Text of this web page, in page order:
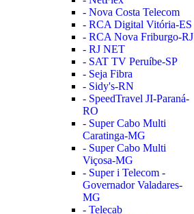
- Nova Costa Telecom
- RCA Digital Vitória-ES
- RCA Nova Friburgo-RJ
- RJ NET
- SAT TV Peruíbe-SP
- Seja Fibra
- Sidy's-RN
- SpeedTravel JI-Paraná-
RO
- Super Cabo Multi
Caratinga-MG
- Super Cabo Multi
Viçosa-MG
- Super i Telecom -
Governador Valadares-
MG
- Telecab